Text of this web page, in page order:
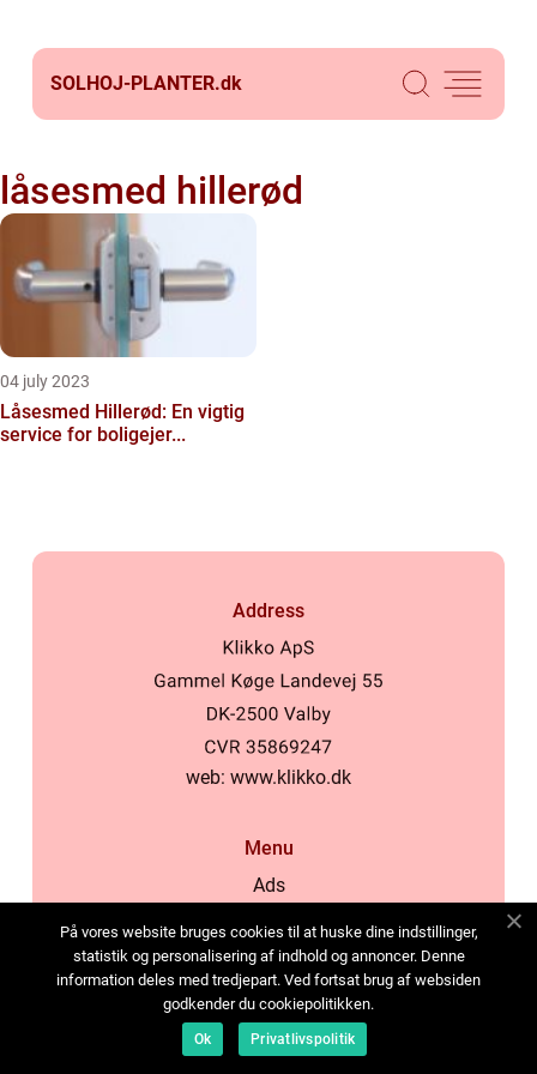
SOLHOJ-PLANTER.dk
låsesmed hillerød
04 july 2023
Låsesmed Hillerød: En vigtig
service for boligejer...
Address
web: www.klikko.dk
Menu
Ads
Cookies
Contact
Sitemap
På vores website bruges cookies til at huske dine indstillinger,
statistik og personalisering af indhold og annoncer. Denne
information deles med tredjepart. Ved fortsat brug af websiden
godkender du cookiepolitikken.
Ok Privatlivspolitik